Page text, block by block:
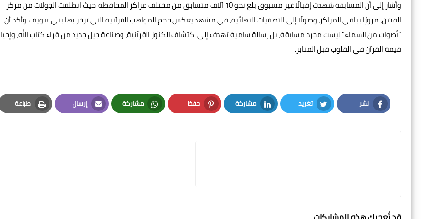
وأشار إلى أن المسابقة شهدت إقبالًا غير مسبوق بلغ نحو 10 آلاف متسابق من مختلف مراكز المحافظة، حيث انطلقت الجولات من مركز
الفشن، مرورًا بباقي المراكز، وصولًا إلى التصفيات النهائية، في مشهد يعكس حجم المواهب القرآنية التي تزخر بها بني سويف. وأكد أن
"أصوات من السماء" ليست مجرد مسابقة، بل رسالة سامية تهدف إلى اكتشاف الكنوز القرآنية، وصناعة جيل جديد من قراء كتاب الله،
قيمة القرآن في القلوب قبل المنابر.
نشر
Facebook
تغريد
Twitter
مشاركة
LinkedIn
حفظ
Pinterest
مشاركة
Whatsapp
إرسال
Email
طباعة
Print